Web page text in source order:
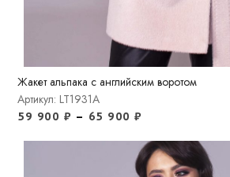
Жакет альпака с английским воротом
Артикул: LT1931A
59 900 ₽ – 65 900₽